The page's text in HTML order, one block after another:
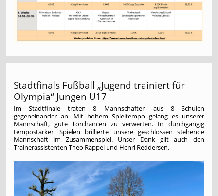
Stadtfinals Fußball „Jugend trainiert für
Olympia“ Jungen U17
Im Stadtfinale traten 8 Mannschaften aus 8 Schulen
gegeneinander an. Mit hohem Spieltempo gelang es unserer
Mannschaft, gute Torchancen zu verwerten. In durchgängig
tempostarken Spielen brillierte unsere geschlossen stehende
Mannschaft im Zusammenspiel. Unser Dank gilt auch den
Trainerassistenten Theo Räppel und Henri Reddersen.